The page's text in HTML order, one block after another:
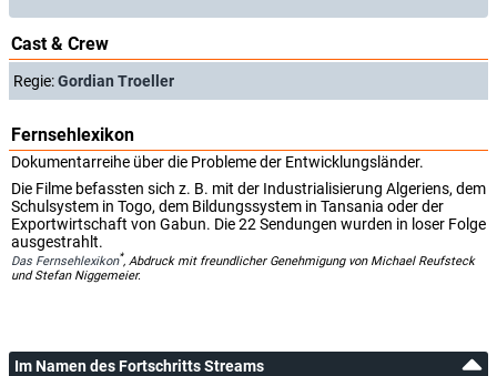
Cast & Crew
Regie:Gordian Troeller
Fernsehlexikon
Dokumentarreihe über die Probleme der Entwicklungsländer.
Die Filme befassten sich z. B. mit der Industrialisierung Algeriens, dem
Schulsystem in Togo, dem Bildungssystem in Tansania oder der
Exportwirtschaft von Gabun. Die 22 Sendungen wurden in loser Folge
ausgestrahlt.
Das Fernsehlexikon*, Abdruck mit freundlicher Genehmigung von Michael Reufsteck
und Stefan Niggemeier.
Im Namen des Fortschritts Streams